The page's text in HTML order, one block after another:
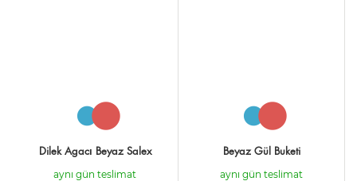
Dilek Agacı Beyaz Salex
aynı gün teslimat
Beyaz Gül Buketi
aynı gün teslimat